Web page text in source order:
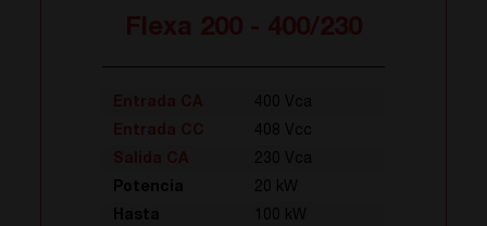
400 Vca
408 Vcc
230 Vca
Potencia
20 kW
Hasta
100 kW